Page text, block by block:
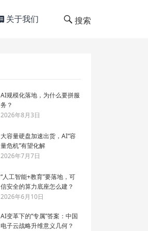
关于我们 搜索
AI规模化落地，为什么要拼服
务？
2026年8月3日
大容量硬盘加速出货，AI“容
量危机”有望化解
2026年7月7日
“人工智能+教育”要落地，可
信安全的算力底座怎么建？
2026年6月10日
AI变革下的“专属”答案：中国
电子云战略升维意义几何？